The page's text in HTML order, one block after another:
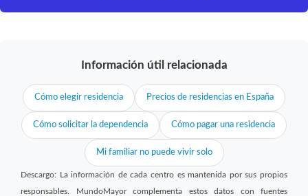
Información útil relacionada
Cómo elegir residencia Precios de residencias en España
Cómo solicitar la dependencia Cómo pagar una residencia
Mi familiar no puede vivir solo
Descargo: La información de cada centro es mantenida por sus propios
responsables. MundoMayor complementa estos datos con fuentes